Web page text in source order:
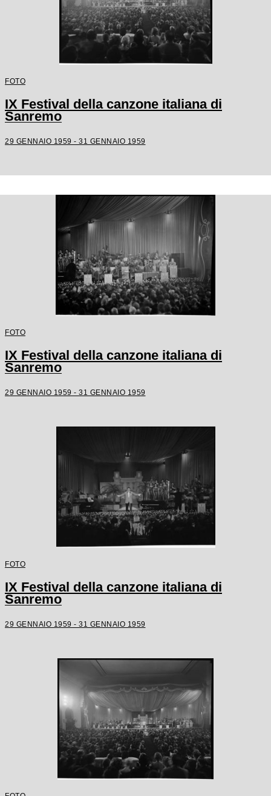
FOTO
IX Festival della canzone italiana di
Sanremo
29 GENNAIO 1959 - 31 GENNAIO 1959
FOTO
IX Festival della canzone italiana di
Sanremo
29 GENNAIO 1959 - 31 GENNAIO 1959
FOTO
IX Festival della canzone italiana di
Sanremo
29 GENNAIO 1959 - 31 GENNAIO 1959